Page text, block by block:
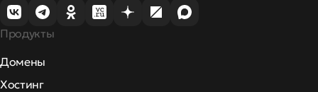
Продукты
Домены
Хостинг